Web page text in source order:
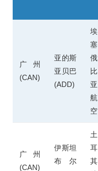
广州
(CAN)
亚的斯
亚贝巴
(ADD)
埃
塞
俄
比
亚
航
空
广州
(CAN)
伊斯坦
布尔
土
耳
其